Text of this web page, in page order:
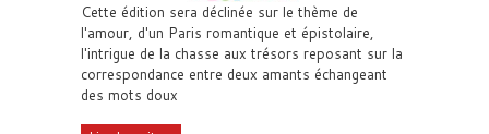
Cette édition sera déclinée sur le thème de
l'amour, d'un Paris romantique et épistolaire,
l'intrigue de la chasse aux trésors reposant sur la
correspondance entre deux amants échangeant
des mots doux